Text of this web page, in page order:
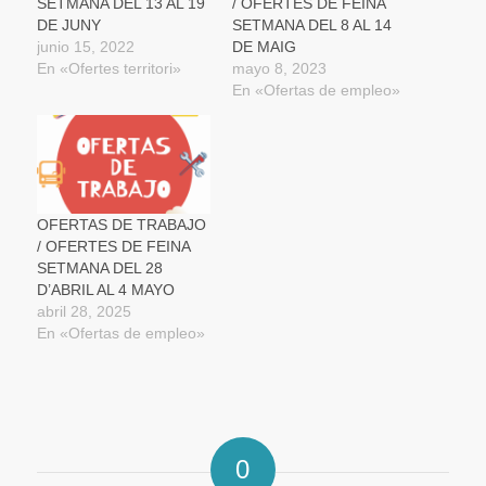
nueva)
DE JUNY
junio 15, 2022
En «Ofertes territori»
SETMANA DEL 8 AL 14
DE MAIG
mayo 8, 2023
En «Ofertas de empleo»
OFERTAS DE TRABAJO
/ OFERTES DE FEINA
SETMANA DEL 28
D’ABRIL AL 4 MAYO
abril 28, 2025
En «Ofertas de empleo»
0